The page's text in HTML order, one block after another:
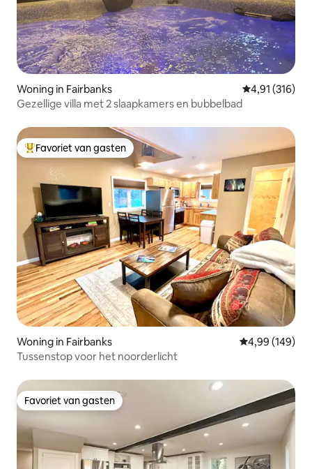
Woning in Fairbanks Gemiddelde
4,91 (316)
Gezellige villa met 2 slaapkamers en bubbelbad
Topfavoriet van gasten
Favoriet van gasten
Woning in Fairbanks Gemiddelde
4,99 (149)
Tussenstop voor het noorderlicht
Favoriet van gasten
Favoriet van gasten